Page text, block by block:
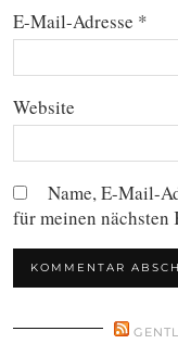
E-Mail-Adresse *
Website
Name, E-Mail-
für meinen nächsten